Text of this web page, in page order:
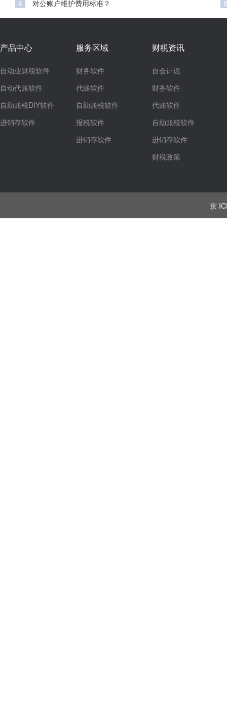
4 对公账户维护费用标准？ 8
产品中心
自动业财税软件
自动代账软件
自助账税DIY软件
进销存软件
服务区域
财务软件
代账软件
自助账税软件
报税软件
进销存软件
财税资讯
自会计说
财务软件
代账软件
自助账税软件
进销存软件
财税政策
京